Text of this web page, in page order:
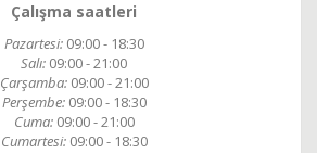
Çalışma saatleri
Pazartesi: 09:00 - 18:30
Salı: 09:00 - 21:00
Çarşamba: 09:00 - 21:00
Perşembe: 09:00 - 18:30
Cuma: 09:00 - 21:00
Cumartesi: 09:00 - 18:30